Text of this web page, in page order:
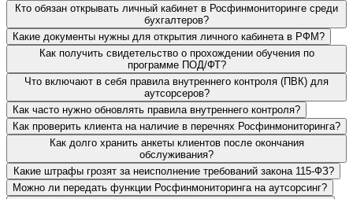
Кто обязан открывать личный кабинет в Росфинмониторинге среди
бухгалтеров?
Какие документы нужны для открытия личного кабинета в РФМ?
Как получить свидетельство о прохождении обучения по
программе ПОД/ФТ?
Что включают в себя правила внутреннего контроля (ПВК) для
аутсорсеров?
Как часто нужно обновлять правила внутреннего контроля?
Как проверить клиента на наличие в перечнях Росфинмониторинга?
Как долго хранить анкеты клиентов после окончания
обслуживания?
Какие штрафы грозят за неисполнение требований закона 115-ФЗ?
Можно ли передать функции Росфинмониторинга на аутсорсинг?